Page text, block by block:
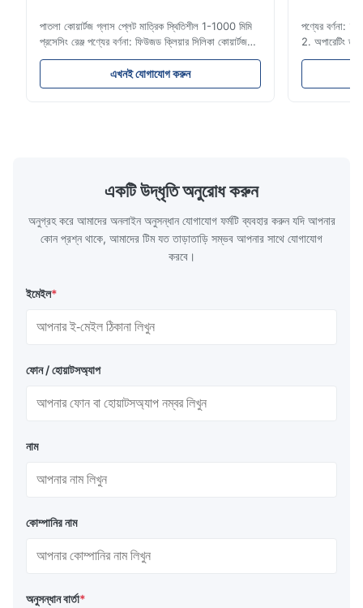
পাতলা কোয়ার্টজ গ্লাস প্লেট মাত্রিক স্থিতিশীল 1-1000 মিমি
প্রসেসিং রেঞ্জ পণ্যের বর্ণনা: ফিউজড ক্লিয়ার সিলিকা কোয়ার্টজ
গ্লাস প্লেটটি উচ্চ তাপের শক স্থিতিশীলতা এবং উচ্চ সংক্রমণ সহ
উচ্চ বিশুদ্ধতা কোয়ার্টজ বালি দিয়ে তৈরি।এটি বৈদ্যুতিন আলো /
লেজার / লেন্স / অপটিক্যাল উপকরণ / উচ্চ তাপমাত্রার উইন্ডোতে
এখনই যোগাযোগ করুন
পণ্যের বর্ণনা:
2. অপারেটিং
এবং রাসায়নিক
করা যেতে
একটি উদ্ধৃতি অনুরোধ করুন
অনুগ্রহ করে আমাদের অনলাইন অনুসন্ধান যোগাযোগ ফর্মটি ব্যবহার করুন যদি আপনার
কোন প্রশ্ন থাকে, আমাদের টিম যত তাড়াতাড়ি সম্ভব আপনার সাথে যোগাযোগ
করবে।
ইমেইল*
ফোন / হোয়াটসঅ্যাপ
নাম
কোম্পানির নাম
অনুসন্ধান বার্তা*